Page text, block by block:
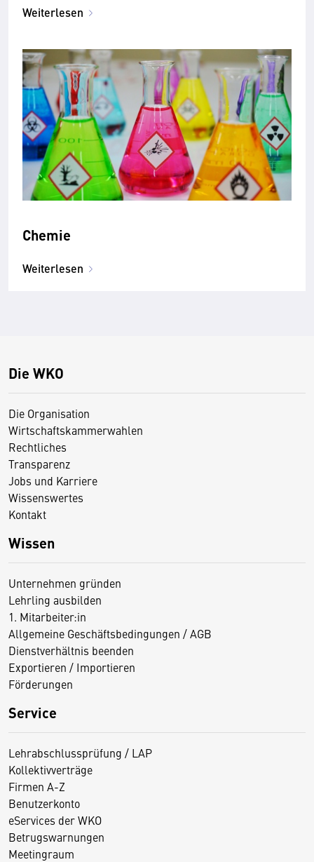
Weiterlesen
Chemie
Weiterlesen
Die WKO
Die Organisation
Wirtschaftskammerwahlen
Rechtliches
Transparenz
Jobs und Karriere
Wissenswertes
Kontakt
Wissen
Unternehmen gründen
Lehrling ausbilden
1. Mitarbeiter:in
Allgemeine Geschäftsbedingungen / AGB
Dienstverhältnis beenden
Exportieren / Importieren
Förderungen
Service
Lehrabschlussprüfung / LAP
Kollektivverträge
Firmen A-Z
Benutzerkonto
eServices der WKO
Betrugswarnungen
Meetingraum